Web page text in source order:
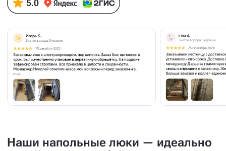
Наши напольные люки — идеально